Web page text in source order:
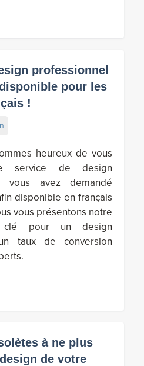
professionnel
pour les
!
heureux de vous
service de design
vous avez demandé
disponible en français
vous présentons notre
clé pour un design
taux de conversion
à ne plus
de votre